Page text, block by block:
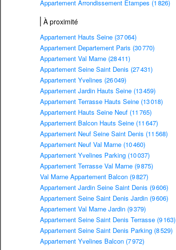
Appartement Arrondissement Étampes (1 826)
À proximité
Appartement Hauts Seine (37 064)
Appartement Departement Paris (30 770)
Appartement Val Marne (28 411)
Appartement Seine Saint Denis (27 431)
Appartement Yvelines (26 049)
Appartement Jardin Hauts Seine (13 459)
Appartement Terrasse Hauts Seine (13 018)
Appartement Hauts Seine Neuf (11 765)
Appartement Balcon Hauts Seine (11 647)
Appartement Neuf Seine Saint Denis (11 568)
Appartement Neuf Val Marne (10 460)
Appartement Yvelines Parking (10 037)
Appartement Terrasse Val Marne (9 875)
Val Marne Appartement Balcon (9 827)
Appartement Jardin Seine Saint Denis (9 606)
Appartement Seine Saint Denis Jardin (9 606)
Appartement Val Marne Jardin (9 379)
Appartement Seine Saint Denis Terrasse (9 163)
Appartement Seine Saint Denis Parking (8 529)
Appartement Yvelines Balcon (7 972)